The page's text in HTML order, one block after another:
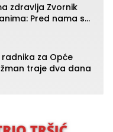
zdravlja Zvornik
Pred nama su
oprez zbog
za Opće
traje dva dana